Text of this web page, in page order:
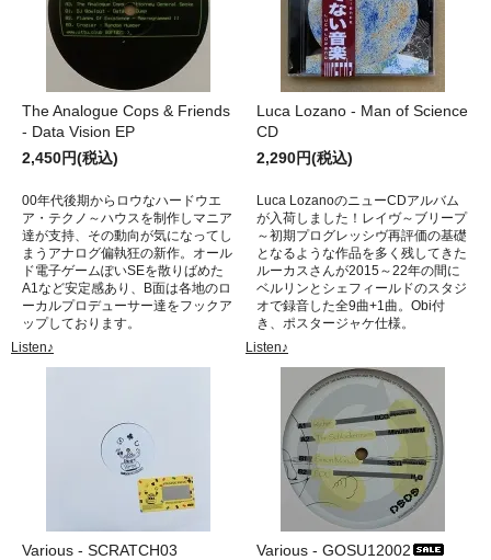
The Analogue Cops & Friends
- Data Vision EP
2,450円(税込)
00年代後期からロウなハードウエ
ア・テクノ～ハウスを制作しマニア
達が支持、その動向が気になってし
まうアナログ偏執狂の新作。オール
ド電子ゲームぽいSEを散りばめた
A1など安定感あり、B面は各地のロ
ーカルプロデューサー達をフックア
ップしております。
Listen♪
Luca Lozano - Man of Science
CD
2,290円(税込)
Luca LozanoのニューCDアルバム
が入荷しました！レイヴ～ブリープ
～初期プログレッシヴ再評価の基礎
となるような作品を多く残してきた
ルーカスさんが2015～22年の間に
ベルリンとシェフィールドのスタジ
オで録音した全9曲+1曲。Obi付
き、ポスタージャケ仕様。
Listen♪
Various - SCRATCH03
Various - GOSU12002